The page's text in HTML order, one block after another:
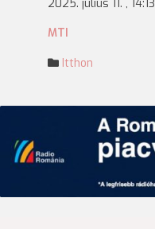
2025. július 11. , 14:13
MTI
Itthon